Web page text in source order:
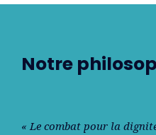
Notre
« Le combat pour la